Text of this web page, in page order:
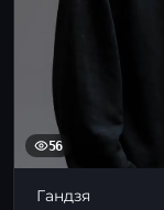
56
Гандзя